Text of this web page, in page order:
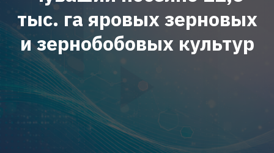
тыс. га яровых зерновых
и зернобобовых культур